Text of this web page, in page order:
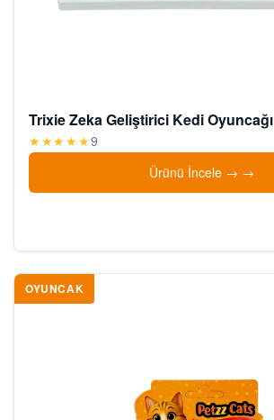
Trixie Zeka Geliştirici Kedi Oyuncağı
★★★★★9
Ürünü İncele →
OYUNCAK